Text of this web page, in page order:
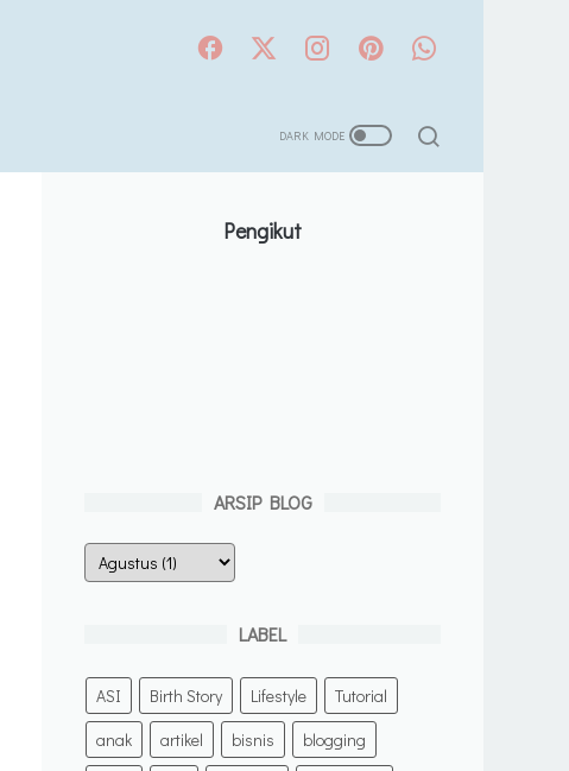
Pengikut
ARSIP BLOG
LABEL
ASI Birth Story Lifestyle
Tutorial
anak
artikel bisnis
blogging